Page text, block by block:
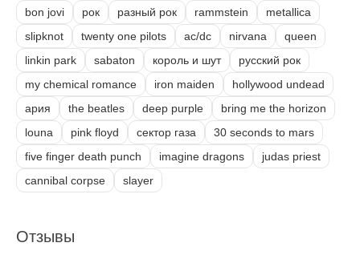
bon jovi рок разный рок rammstein
metallica
slipknot
twenty one pilots ac/dc nirvana
queen
linkin park
sabaton король и шут
русский рок
my chemical romance
iron maiden
hollywood undead
ария
the beatles deep purple
bring me the horizon
louna
pink floyd сектор газа
30 seconds to mars
five finger death punch
imagine dragons
judas priest
cannibal corpse
slayer
Отзывы